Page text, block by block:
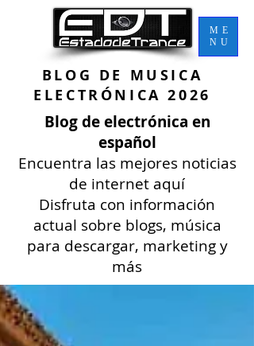
ME
NU
BLOG DE MU SICA
ELECTRÓNICA 2026
Blog de electrónica en
español
Encuentra las mejores noticias
de internet aquí
Disfruta con información
actual sobre blogs, música
para descargar, marketing y
más